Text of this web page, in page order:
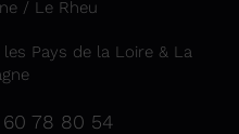
/ Le Rheu
Pays de la Loire & La
60 78 80 54